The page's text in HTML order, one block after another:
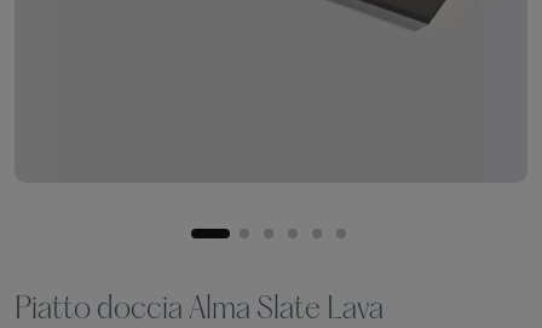
Piatto doccia Alma Slate Lava